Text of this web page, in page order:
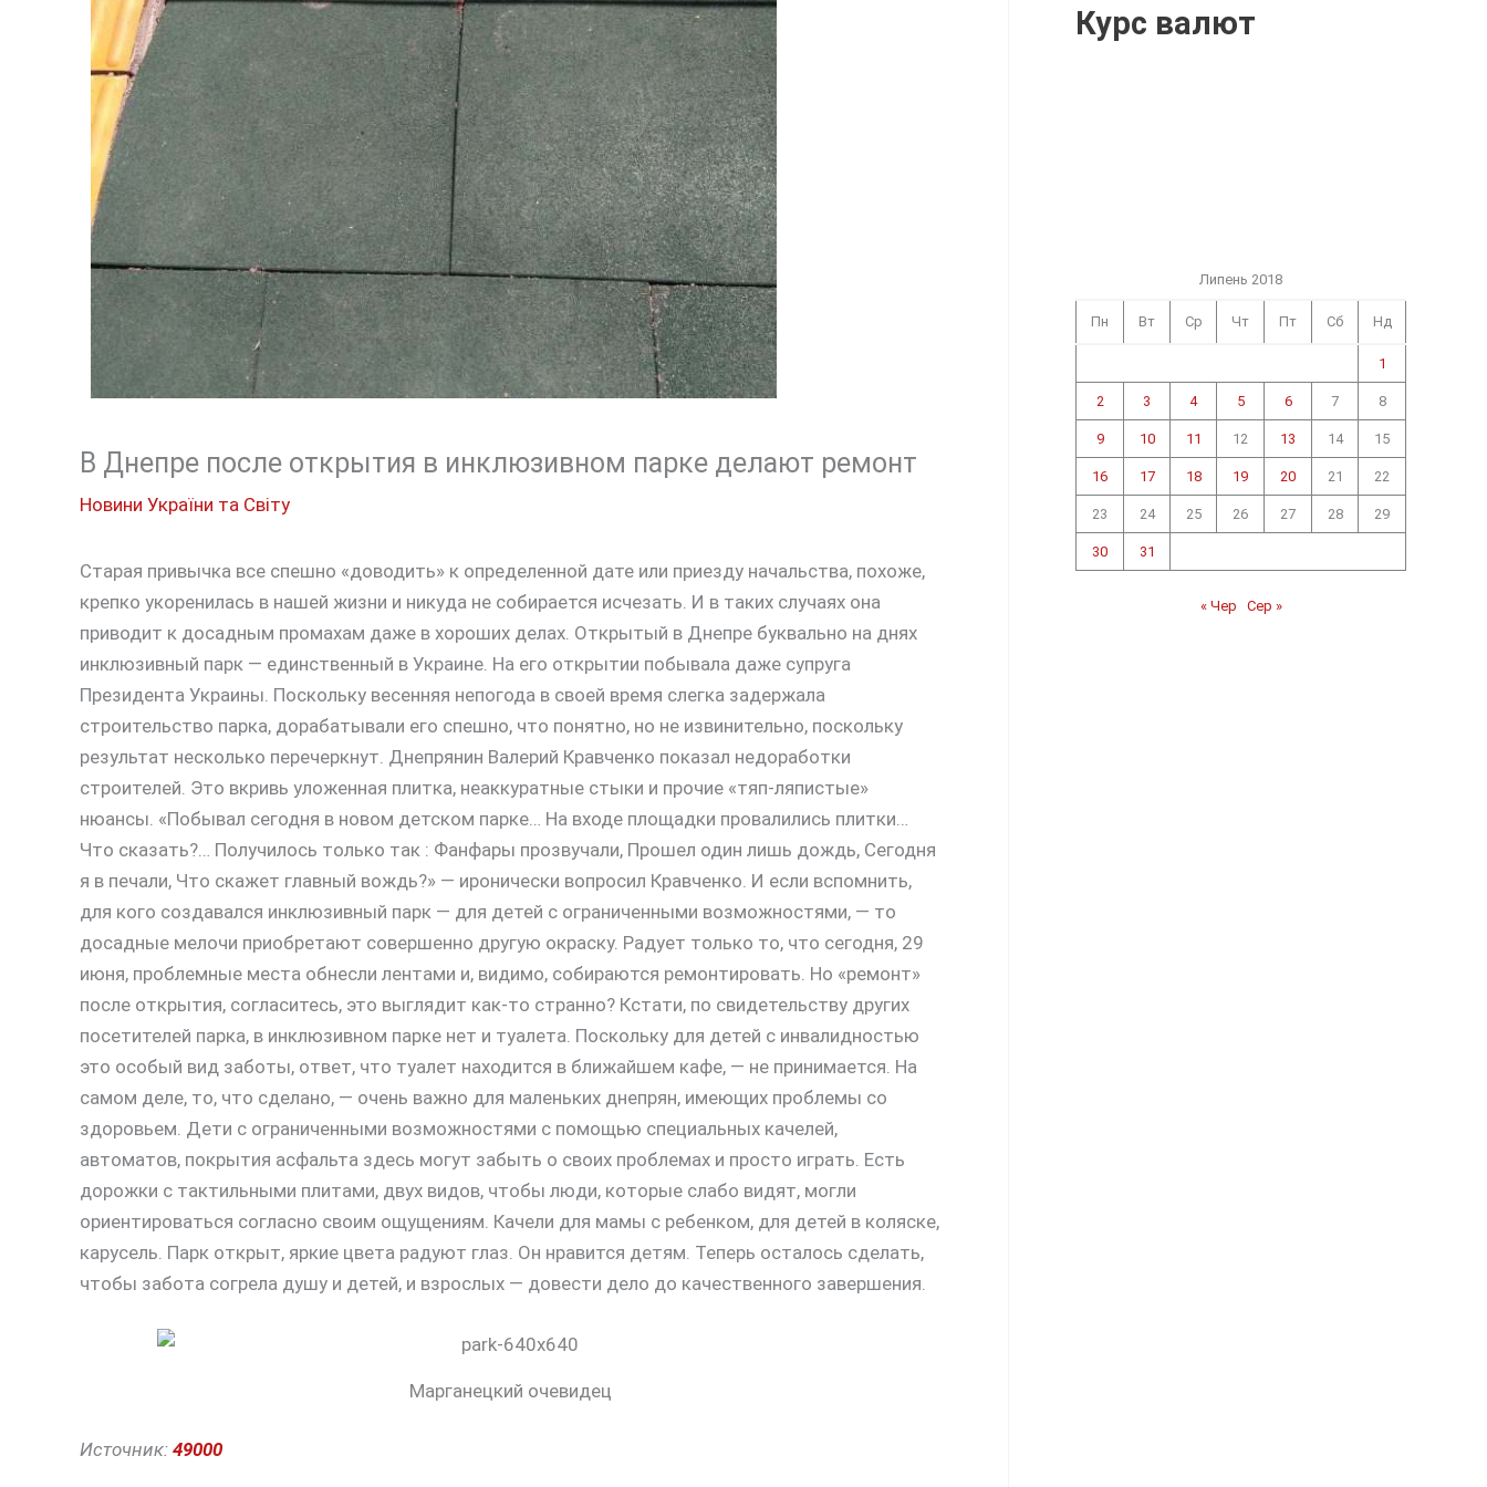
В Днепре после открытия в инклюзивном парке делают ремонт
Новини України та Світу
Старая привычка все спешно «доводить» к определенной дате или приезду начальства, похоже,
крепко укоренилась в нашей жизни и никуда не собирается исчезать. И в таких случаях она
приводит к досадным промахам даже в хороших делах. Открытый в Днепре буквально на днях
инклюзивный парк — единственный в Украине. На его открытии побывала даже супруга
Президента Украины. Поскольку весенняя непогода в своей время слегка задержала
строительство парка, дорабатывали его спешно, что понятно, но не извинительно, поскольку
результат несколько перечеркнут. Днепрянин Валерий Кравченко показал недоработки
строителей. Это вкривь уложенная плитка, неаккуратные стыки и прочие «тяп-ляпистые»
нюансы. «Побывал сегодня в новом детском парке… На входе площадки провалились плитки…
Что сказать?… Получилось только так : Фанфары прозвучали, Прошел один лишь дождь, Сегодня
я в печали, Что скажет главный вождь?» — иронически вопросил Кравченко. И если вспомнить,
для кого создавался инклюзивный парк — для детей с ограниченными возможностями, — то
досадные мелочи приобретают совершенно другую окраску. Радует только то, что сегодня, 29
июня, проблемные места обнесли лентами и, видимо, собираются ремонтировать. Но «ремонт»
после открытия, согласитесь, это выглядит как-то странно? Кстати, по свидетельству других
посетителей парка, в инклюзивном парке нет и туалета. Поскольку для детей с инвалидностью
это особый вид заботы, ответ, что туалет находится в ближайшем кафе, — не принимается. На
самом деле, то, что сделано, — очень важно для маленьких днепрян, имеющих проблемы со
здоровьем. Дети с ограниченными возможностями с помощью специальных качелей,
автоматов, покрытия асфальта здесь могут забыть о своих проблемах и просто играть. Есть
дорожки с тактильными плитами, двух видов, чтобы люди, которые слабо видят, могли
ориентироваться согласно своим ощущениям. Качели для мамы с ребенком, для детей в коляске,
карусель. Парк открыт, яркие цвета радуют глаз. Он нравится детям. Теперь осталось сделать,
чтобы забота согрела душу и детей, и взрослых — довести дело до качественного завершения.
Марганецкий очевидец
Источник: 49000
Курс валют
Липень 2018
Пн Вт Ср Чт Пт Сб Нд
1
2 3 4 5 6 7 8
9 10 11 12 13 14 15
16 17 18 19 20 21 22
23 24 25 26 27 28 29
30 31
« Чер Сер »